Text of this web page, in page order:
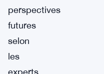
perspectives
futures
selon
les
experts.